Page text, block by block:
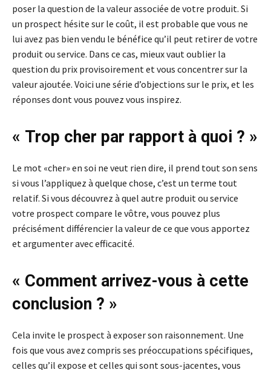
poser la question de la valeur associée de votre produit. Si
un prospect hésite sur le coût, il est probable que vous ne
lui avez pas bien vendu le bénéfice qu’il peut retirer de votre
produit ou service. Dans ce cas, mieux vaut oublier la
question du prix provisoirement et vous concentrer sur la
valeur ajoutée. Voici une série d’objections sur le prix, et les
réponses dont vous pouvez vous inspirez.
« Trop ​​cher par rapport à quoi ? »
Le mot «cher» en soi ne veut rien dire, il prend tout son sens
si vous l’appliquez à quelque chose, c’est un terme tout
relatif. Si vous découvrez à quel autre produit ou service
votre prospect compare le vôtre, vous pouvez plus
précisément différencier la valeur de ce que vous apportez
et argumenter avec efficacité.
« Comment arrivez-vous à cette
conclusion ? »
Cela invite le prospect à exposer son raisonnement. Une
fois que vous avez compris ses préoccupations spécifiques,
celles qu’il expose et celles qui sont sous-jacentes, vous